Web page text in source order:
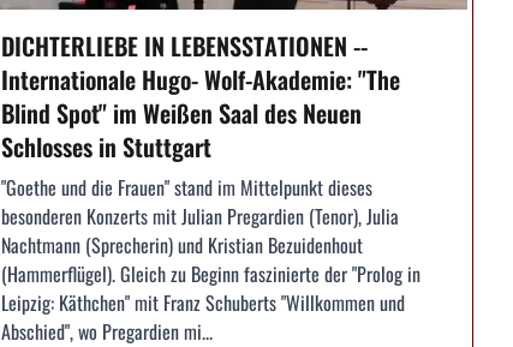
DICHTERLIEBE IN LEBENSSTATIONEN --
Internationale Hugo- Wolf-Akademie: "The
Blind Spot" im Weißen Saal des Neuen
Schlosses in Stuttgart
"Goethe und die Frauen" stand im Mittelpunkt dieses
besonderen Konzerts mit Julian Pregardien (Tenor), Julia
Nachtmann (Sprecherin) und Kristian Bezuidenhout
(Hammerflügel). Gleich zu Beginn faszinierte der "Prolog in
Leipzig: Käthchen" mit Franz Schuberts "Willkommen und
Abschied", wo Pregardien mi...